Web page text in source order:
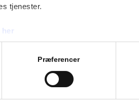
tjenester.
her
Præferencer